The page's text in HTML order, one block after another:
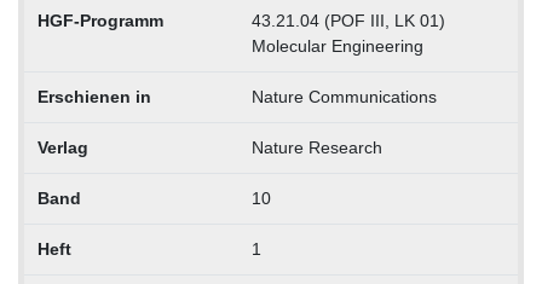
HGF-Programm
43.21.04 (POF III, LK 01)
Molecular Engineering
Erschienen in Nature Communications
Verlag Nature Research
Band 10
Heft 1